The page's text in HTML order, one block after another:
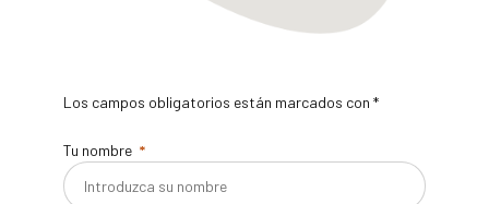
Los campos obligatorios están marcados con *
Tu nombre